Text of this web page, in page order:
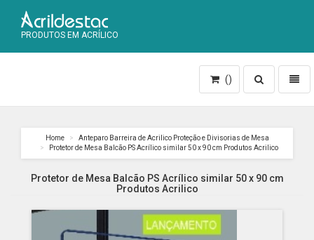
PRODUTOS EM ACRÍLICO
Toggle
search
()
Home
Anteparo Barreira de Acrilico Proteção e Divisorias de Mesa
Protetor de Mesa Balcão PS Acrílico similar 50 x 90 cm Produtos Acrilico
Protetor de Mesa Balcão PS Acrílico similar 50 x 90 cm
Produtos Acrilico